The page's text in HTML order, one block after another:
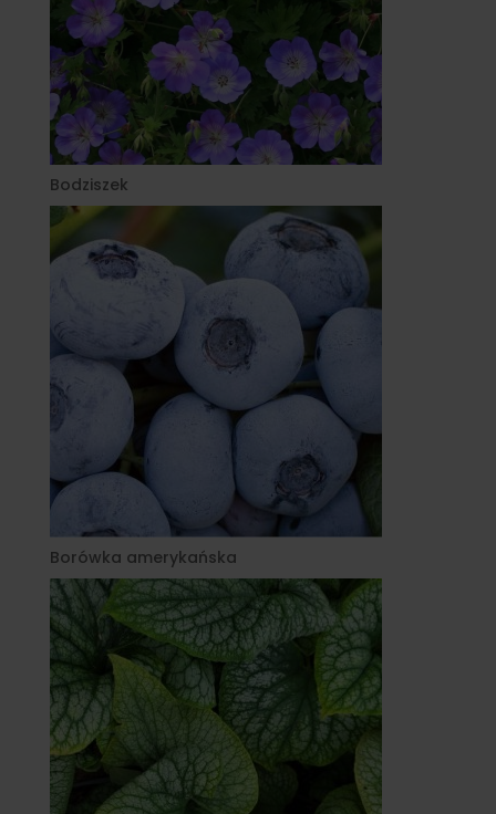
Bodziszek
Borówka amerykańska